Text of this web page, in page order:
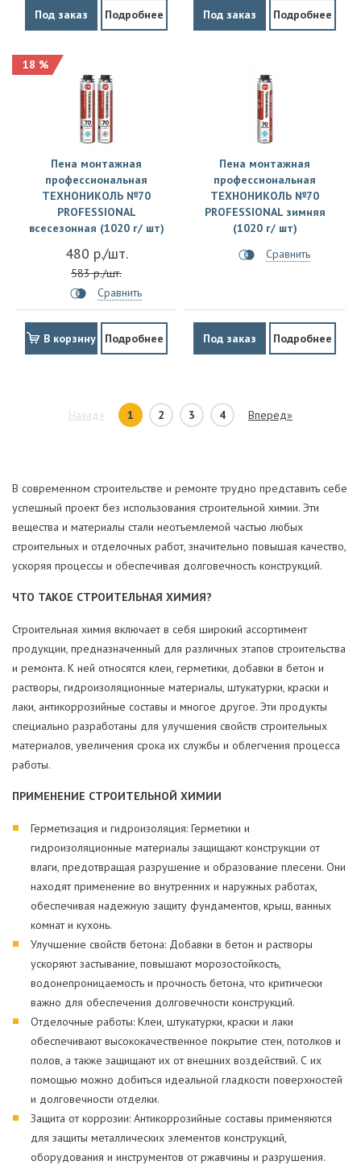
Под заказ Подробнее Под заказ Подробнее
18 %
Пена монтажная
профессиональная
ТЕХНОНИКОЛЬ №70
PROFESSIONAL
всесезонная (1020 г/ шт)
480 р./шт.
583 р./шт.
Сравнить
В корзину Подробнее
Пена монтажная
профессиональная
ТЕХНОНИКОЛЬ №70
PROFESSIONAL зимняя
(1020 г/ шт)
Сравнить
Под заказ Подробнее
Назад» 1 2 3 4 Вперед»
В современном строительстве и ремонте трудно представить себе
успешный проект без использования строительной химии. Эти
вещества и материалы стали неотъемлемой частью любых
строительных и отделочных работ, значительно повышая качество,
ускоряя процессы и обеспечивая долговечность конструкций.
ЧТО ТАКОЕ СТРОИТЕЛЬНАЯ ХИМИЯ?
Строительная химия включает в себя широкий ассортимент
продукции, предназначенный для различных этапов строительства
и ремонта. К ней относятся клеи, герметики, добавки в бетон и
растворы, гидроизоляционные материалы, штукатурки, краски и
лаки, антикоррозийные составы и многое другое. Эти продукты
специально разработаны для улучшения свойств строительных
материалов, увеличения срока их службы и облегчения процесса
работы.
ПРИМЕНЕНИЕ СТРОИТЕЛЬНОЙ ХИМИИ
Герметизация и гидроизоляция: Герметики и
гидроизоляционные материалы защищают конструкции от
влаги, предотвращая разрушение и образование плесени. Они
находят применение во внутренних и наружных работах,
обеспечивая надежную защиту фундаментов, крыш, ванных
комнат и кухонь.
Улучшение свойств бетона: Добавки в бетон и растворы
ускоряют застывание, повышают морозостойкость,
водонепроницаемость и прочность бетона, что критически
важно для обеспечения долговечности конструкций.
Отделочные работы: Клеи, штукатурки, краски и лаки
обеспечивают высококачественное покрытие стен, потолков и
полов, а также защищают их от внешних воздействий. С их
помощью можно добиться идеальной гладкости поверхностей
и долговечности отделки.
Защита от коррозии: Антикоррозийные составы применяются
для защиты металлических элементов конструкций,
оборудования и инструментов от ржавчины и разрушения.